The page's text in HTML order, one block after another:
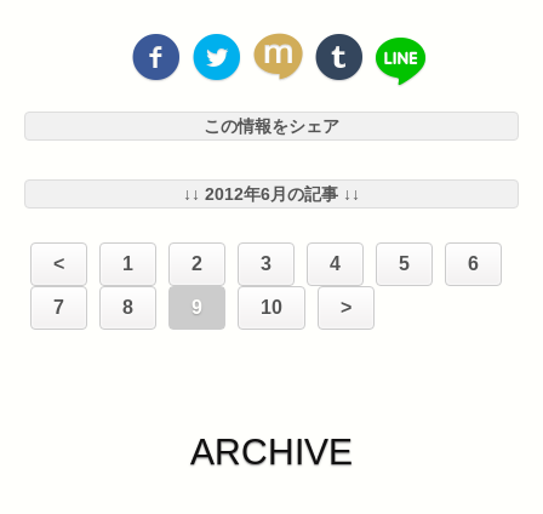
この情報をシェア
↓↓ 2012年6月の記事 ↓↓
< 1 2 3 4 5 6
7 8 9 10 >
ARCHIVE